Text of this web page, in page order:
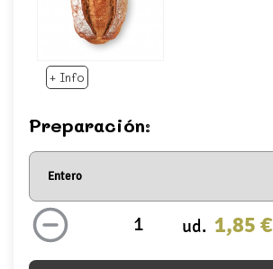
+ Info
Preparación:
ud. 1,85 €